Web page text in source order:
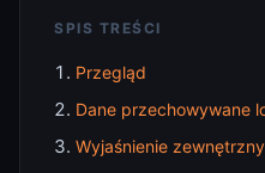
SPIS TREŚCI
Przegląd
Dane przechowywane
Wyjaśnienie